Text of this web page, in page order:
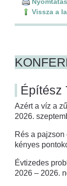
Vissza a
Építész
Azért a víz a
2026.
Rés a
kényes
Évtizedes
2026 – 2026.